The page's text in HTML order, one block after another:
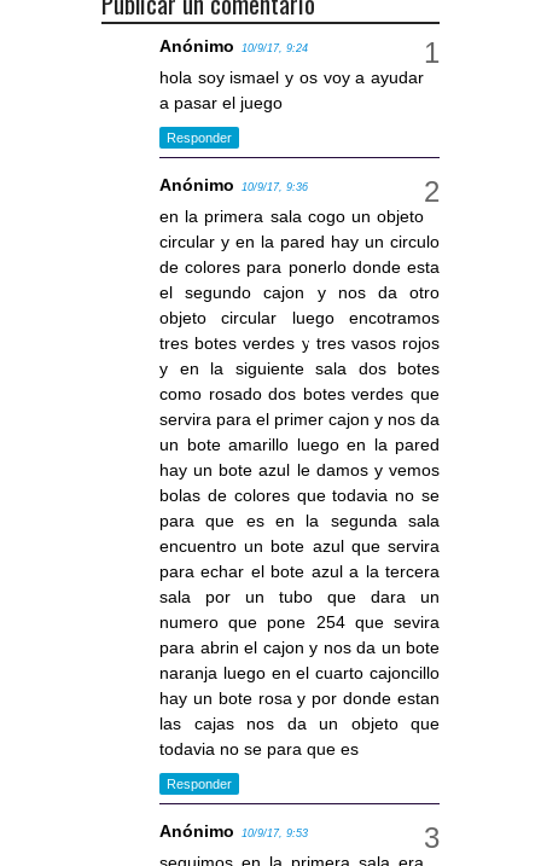
Anónimo 10/9/17, 9:24
hola soy ismael y os voy a ayudar
a pasar el juego
Responder
Anónimo 10/9/17, 9:36
en la primera sala cogo un objeto
circular y en la pared hay un circulo
de colores para ponerlo donde esta
el segundo cajon y nos da otro
objeto circular luego encotramos
tres botes verdes y tres vasos rojos
y en la siguiente sala dos botes
como rosado dos botes verdes que
servira para el primer cajon y nos da
un bote amarillo luego en la pared
hay un bote azul le damos y vemos
bolas de colores que todavia no se
para que es en la segunda sala
encuentro un bote azul que servira
para echar el bote azul a la tercera
sala por un tubo que dara un
numero que pone 254 que sevira
para abrin el cajon y nos da un bote
naranja luego en el cuarto cajoncillo
hay un bote rosa y por donde estan
las cajas nos da un objeto que
todavia no se para que es
Responder
Anónimo 10/9/17, 9:53